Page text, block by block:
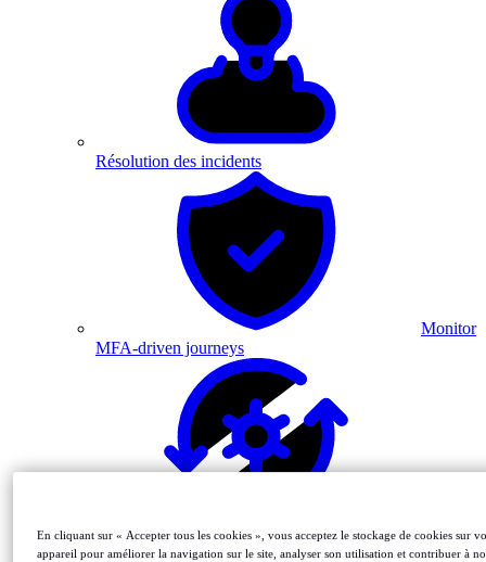
Résolution des incidents
Monitor
MFA-driven journeys
Automate Monitoring in CI/CD
En cliquant sur « Accepter tous les cookies », vous acceptez le stockage de cookies sur
appareil pour améliorer la navigation sur le site, analyser son utilisation et contribuer à